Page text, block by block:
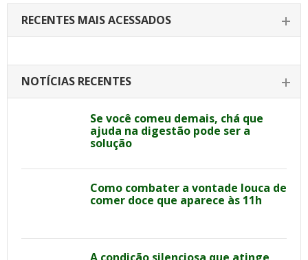
RECENTES MAIS ACESSADOS
NOTÍCIAS RECENTES
Se você comeu demais, chá que
ajuda na digestão pode ser a
solução
Como combater a vontade louca de
comer doce que aparece às 11h
A condição silenciosa que atinge